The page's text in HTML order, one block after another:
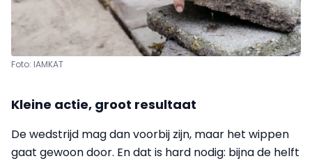
Foto: IAMKAT
Kleine actie, groot resultaat
De wedstrijd mag dan voorbij zijn, maar het wippen
gaat gewoon door. En dat is hard nodig: bijna de helft